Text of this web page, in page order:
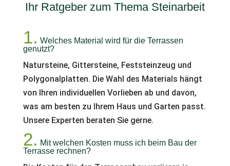
Ihr Ratgeber zum Thema Steinarbeit
1. Welches Material wird für die Terrassen
genutzt?
Natursteine, Gittersteine, Feststeinzeug und
Polygonalplatten. Die Wahl des Materials hängt
von Ihren individuellen Vorlieben ab und davon,
was am besten zu Ihrem Haus und Garten passt.
Unsere Experten beraten Sie gerne.
2. Mit welchen Kosten muss ich beim Bau der
Terrasse rechnen?